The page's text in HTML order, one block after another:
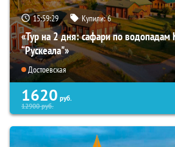
15:59:28 Купили:6
«Тур на 2 дня: сафари по водопадам
“Рускеала"»
Достоевская
1620 руб.
12900руб.